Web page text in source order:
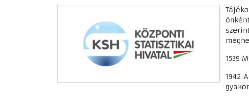
1539
1942